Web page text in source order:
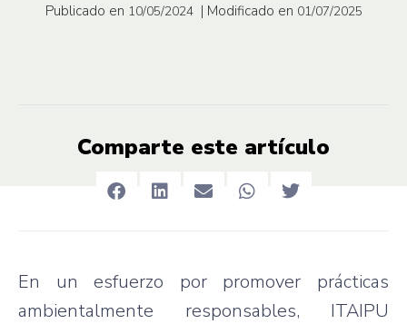
Publicado en 10/05/2024 | Modificado en 01/07/2025
Comparte este artículo
En un esfuerzo por promover prácticas
ambientalmente responsables, ITAIPU